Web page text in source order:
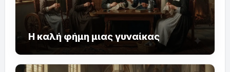
Η καλή φήμη μιας γυναίκας